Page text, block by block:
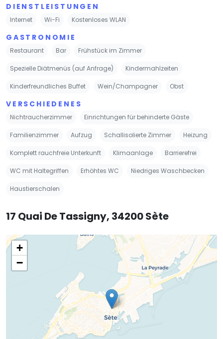
DIENSTLEISTUNGEN
Internet Wi-Fi Kostenloses WLAN
GASTRONOMIE
Restaurant Bar Frühstück im Zimmer
Spezielle Diätmenüs (auf Anfrage) Kindermahlzeiten
Kinderfreundliches Buffet Wein/Champagner Obst
VERSCHIEDENES
Nichtraucherzimmer Einrichtungen für behinderte Gäste
Familienzimmer Aufzug Schallisolierte Zimmer Heizung
Komplett rauchfreie Unterkunft Klimaanlage Barrierefrei
WC mit Haltegriffen Erhöhtes WC Niedriges Waschbecken
Haustierschalen
17 Quai De Tassigny, 34200 Sète
+
−